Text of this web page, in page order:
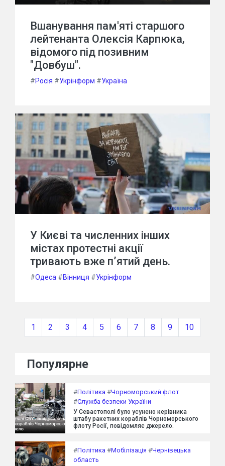
Вшанування пам'яті старшого
лейтенанта Олексія Карпюка,
відомого під позивним
"Довбуш".
#Росія #Укрінформ #Україна
У Києві та численних інших
містах протестні акції
тривають вже п’ятий день.
#Одеса #Вінниця #Укрінформ
1 2 3 4 5 6 7 8 9 10
Популярне
#Політика #Чорноморський флот
#Служба безпеки України
У Севастополі було усунено керівника
штабу ракетних кораблів Чорноморського
флоту Росії, повідомляє джерело.
#Політика #Мобілізація #Чернівецька
область